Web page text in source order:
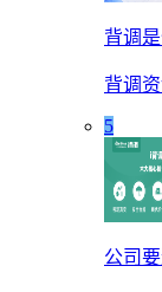
背调
背调
5
公司